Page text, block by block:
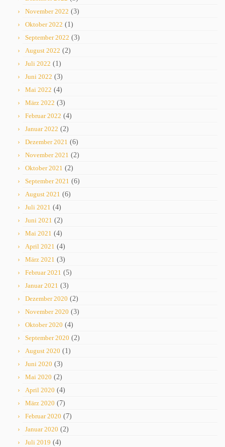
November 2022 (3)
Oktober 2022 (1)
September 2022 (3)
August 2022 (2)
Juli 2022 (1)
Juni 2022 (3)
Mai 2022 (4)
März 2022 (3)
Februar 2022 (4)
Januar 2022 (2)
Dezember 2021 (6)
November 2021 (2)
Oktober 2021 (2)
September 2021 (6)
August 2021 (6)
Juli 2021 (4)
Juni 2021 (2)
Mai 2021 (4)
April 2021 (4)
März 2021 (3)
Februar 2021 (5)
Januar 2021 (3)
Dezember 2020 (2)
November 2020 (3)
Oktober 2020 (4)
September 2020 (2)
August 2020 (1)
Juni 2020 (3)
Mai 2020 (2)
April 2020 (4)
März 2020 (7)
Februar 2020 (7)
Januar 2020 (2)
Juli 2019 (4)